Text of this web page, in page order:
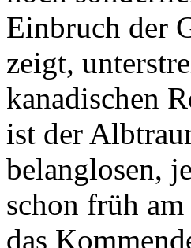
Einbruch der
zeigt,
kanadischen
ist der
belanglosen,
schon früh
das